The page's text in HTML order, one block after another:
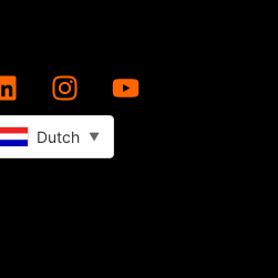
Dutch ▼